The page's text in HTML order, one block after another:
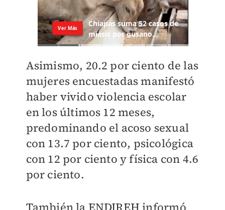
Asimismo, 20.2 por ciento de las
mujeres encuestadas manifestó
haber vivido violencia escolar
en los últimos 12 meses,
predominando el acoso sexual
con 13.7 por ciento, psicológica
con 12 por ciento y física con 4.6
por ciento.